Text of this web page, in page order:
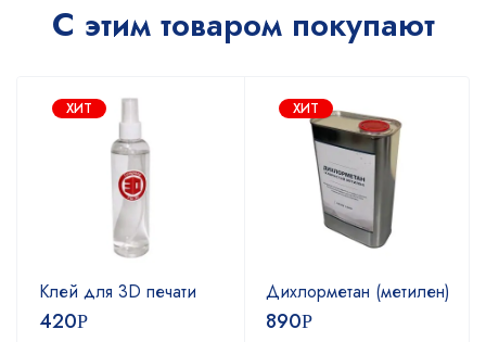
С этим товаром покупают
ХИТ
Клей для 3D печати
420Р
ХИТ
Дихлорметан (метилен)
890Р